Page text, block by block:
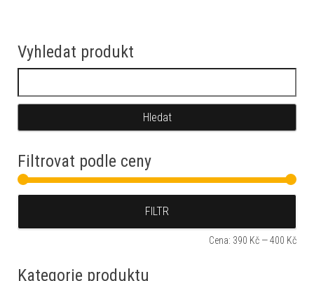
Vyhledat produkt
Filtrovat podle ceny
FILTR
Cena: 390 Kč —400 Kč
Kategorie produktu